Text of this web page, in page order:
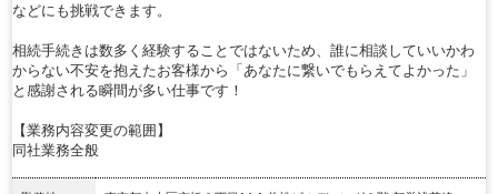
などにも挑戦できます。
相続手続きは数多く経験することではないため、誰に相談していいかわ
からない不安を抱えたお客様から「あなたに繋いでもらえてよかった」
と感謝される瞬間が多い仕事です！
【業務内容変更の範囲】
同社業務全般